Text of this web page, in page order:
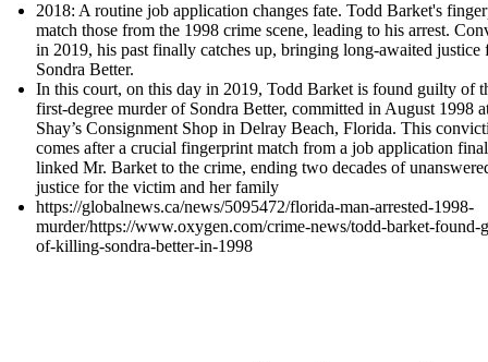
2018: A routine job application changes fate. Todd Barket's
match those from the 1998 crime scene, leading to his arrest.
in 2019, his past finally catches up, bringing long-awaited justice
Sondra Better.
In this court, on this day in 2019, Todd Barket is found guilty of
first-degree murder of Sondra Better, committed in August 1998
Shay’s Consignment Shop in Delray Beach, Florida. This
comes after a crucial fingerprint match from a job application
linked Mr. Barket to the crime, ending two decades of
justice for the victim and her family
https://globalnews.ca/news/5095472/florida-man-arrested-1998-
murder/https://www.oxygen.com/crime-news/todd-barket-found-
of-killing-sondra-better-in-1998